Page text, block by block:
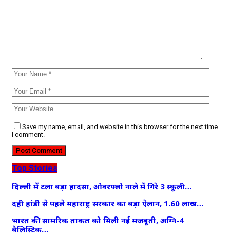
Save my name, email, and website in this browser for the next time
I comment.
Top Stories
दिल्ली में टला बड़ा हादसा, ओवरफ्लो नाले में गिरे 3 स्कूली…
दही हांडी से पहले महाराष्ट्र सरकार का बड़ा ऐलान, 1.60 लाख…
भारत की सामरिक ताकत को मिली नई मजबूती, अग्नि-4
बैलिस्टिक…